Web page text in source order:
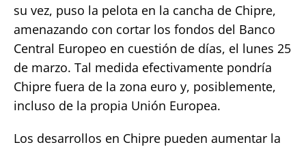
su vez, puso la pelota en la cancha de Chipre,
amenazando con cortar los fondos del Banco
Central Europeo en cuestión de días, el lunes 25
de marzo. Tal medida efectivamente pondría
Chipre fuera de la zona euro y, posiblemente,
incluso de la propia Unión Europea.
Los desarrollos en Chipre pueden aumentar la